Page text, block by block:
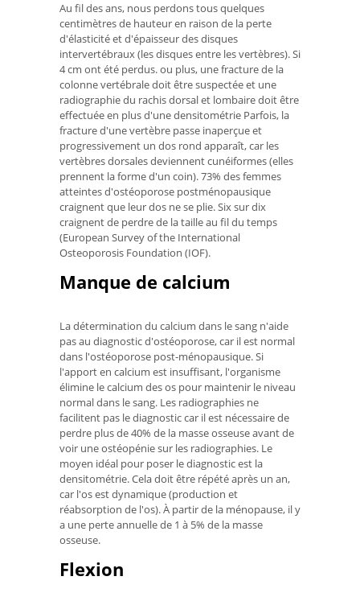
Au fil des ans, nous perdons tous quelques
centimètres de hauteur en raison de la perte
d'élasticité et d'épaisseur des disques
intervertébraux (les disques entre les vertèbres). Si
4 cm ont été perdus. ou plus, une fracture de la
colonne vertébrale doit être suspectée et une
radiographie du rachis dorsal et lombaire doit être
effectuée en plus d'une densitométrie Parfois, la
fracture d'une vertèbre passe inaperçue et
progressivement un dos rond apparaît, car les
vertèbres dorsales deviennent cunéiformes (elles
prennent la forme d'un coin). 73% des femmes
atteintes d'ostéoporose postménopausique
craignent que leur dos ne se plie. Six sur dix
craignent de perdre de la taille au fil du temps
(European Survey of the International
Osteoporosis Foundation (IOF).
Manque de calcium
La détermination du calcium dans le sang n'aide
pas au diagnostic d'ostéoporose, car il est normal
dans l'ostéoporose post-ménopausique. Si
l'apport en calcium est insuffisant, l'organisme
élimine le calcium des os pour maintenir le niveau
normal dans le sang. Les radiographies ne
facilitent pas le diagnostic car il est nécessaire de
perdre plus de 40% de la masse osseuse avant de
voir une ostéopénie sur les radiographies. Le
moyen idéal pour poser le diagnostic est la
densitométrie. Cela doit être répété après un an,
car l'os est dynamique (production et
réabsorption de l'os). À partir de la ménopause, il y
a une perte annuelle de 1 à 5% de la masse
osseuse.
Flexion